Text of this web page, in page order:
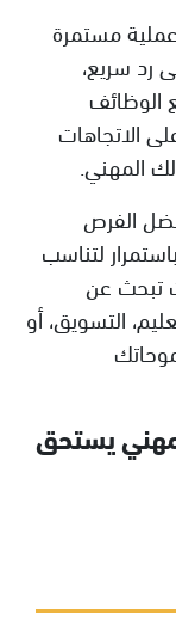
مستمرة
رد سريع،
الوظائف
الاتجاهات
المهني.
الفرص
لتناسب
تبحث عن
التسويق، أو
يستحق